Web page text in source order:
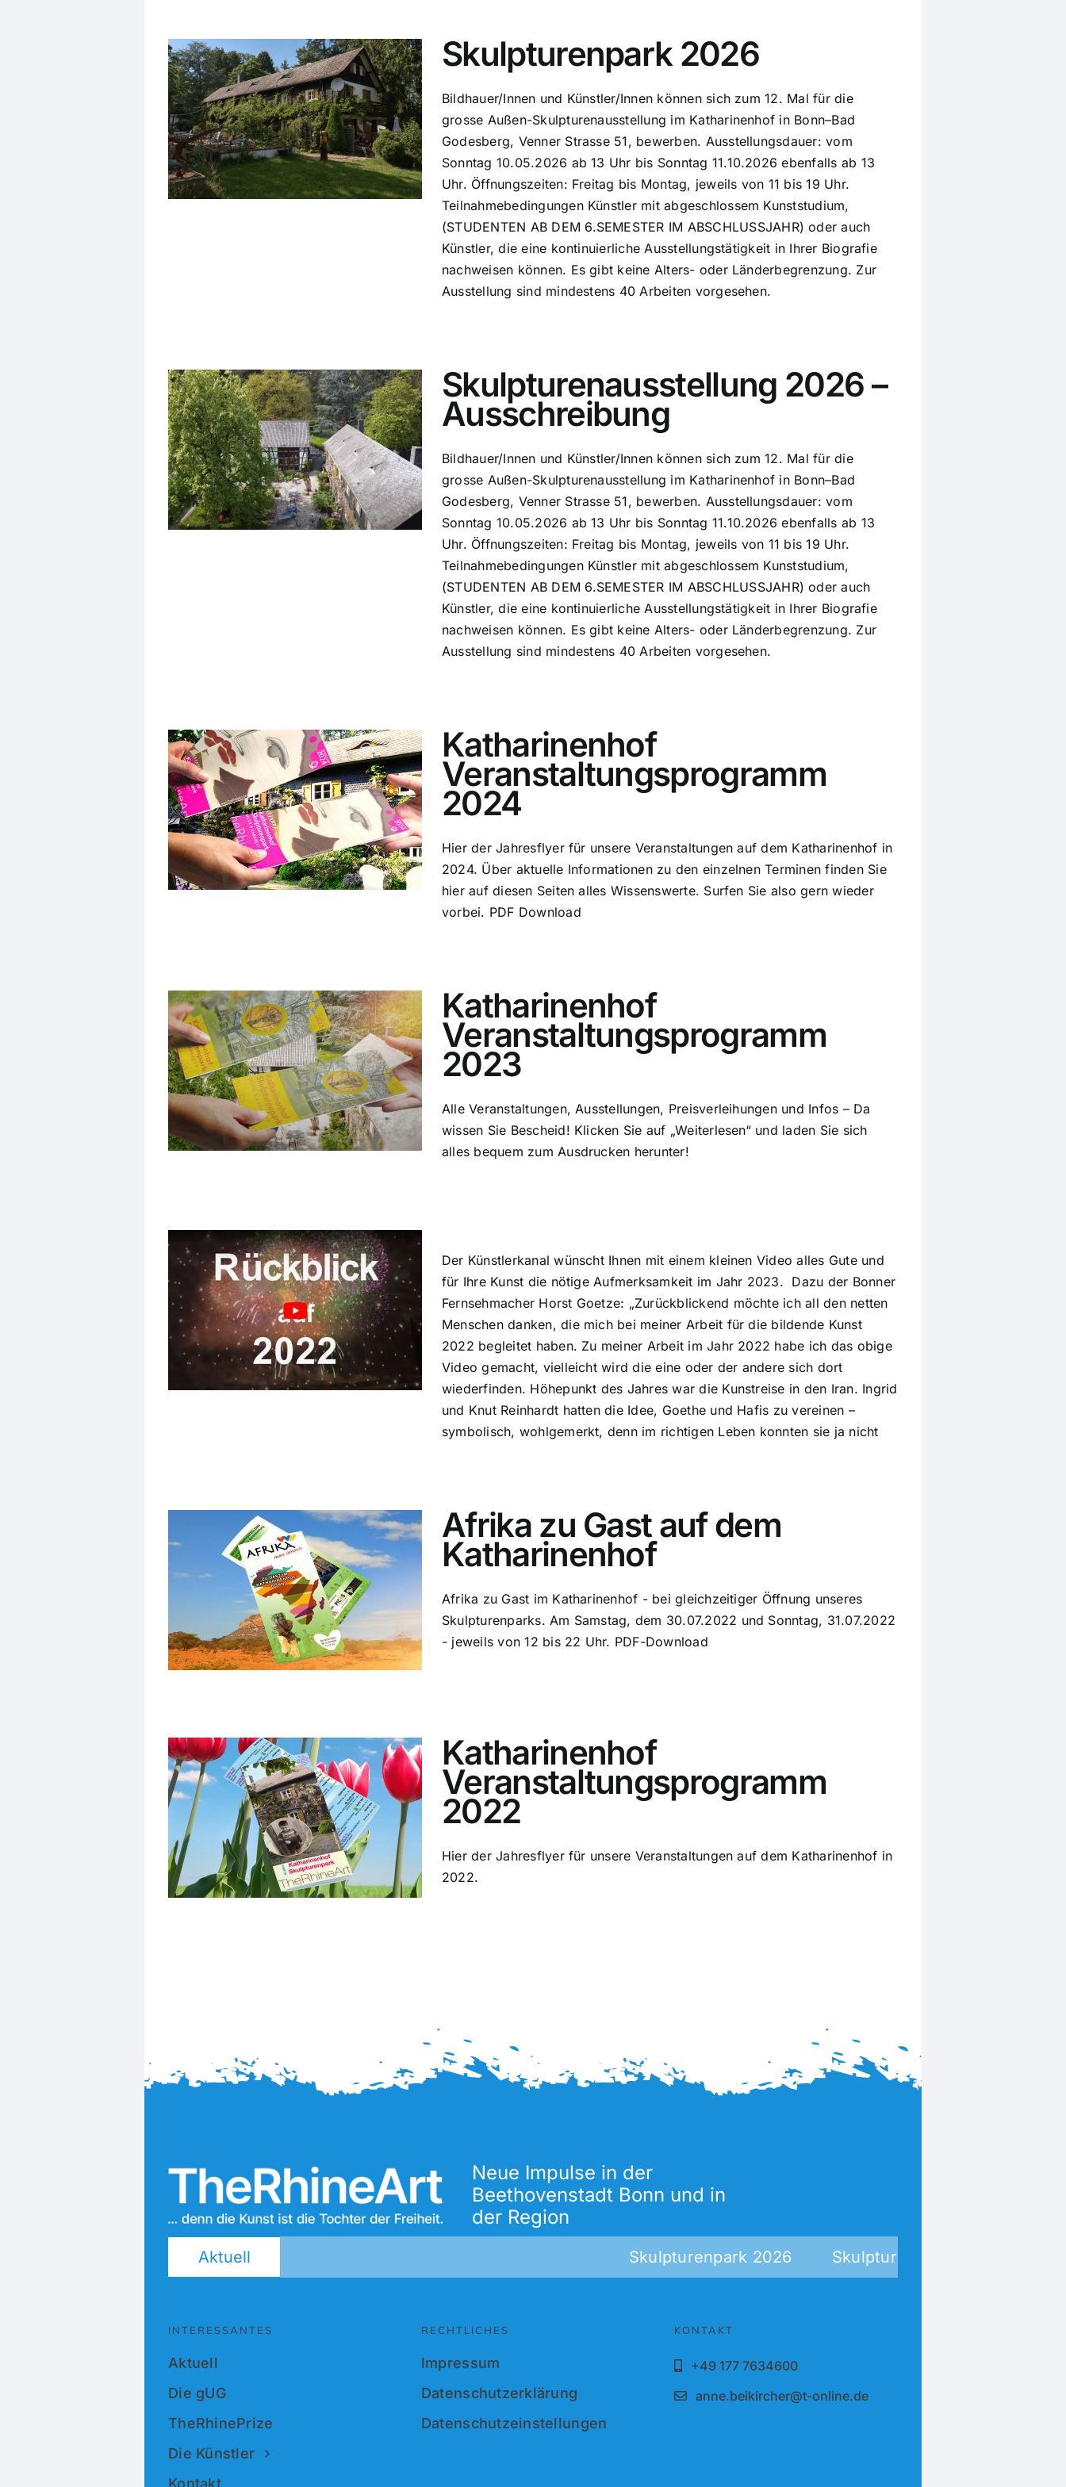
Skulpturenpark 2026
Bildhauer/Innen und Künstler/Innen können sich zum 12. Mal für die
grosse Außen-Skulpturenausstellung im Katharinenhof in Bonn–Bad
Godesberg, Venner Strasse 51, bewerben. Ausstellungsdauer: vom
Sonntag 10.05.2026 ab 13 Uhr bis Sonntag 11.10.2026 ebenfalls ab 13
Uhr. Öffnungszeiten: Freitag bis Montag, jeweils von 11 bis 19 Uhr.
Teilnahmebedingungen Künstler mit abgeschlossem Kunststudium,
(STUDENTEN AB DEM 6.SEMESTER IM ABSCHLUSSJAHR) oder auch
Künstler, die eine kontinuierliche Ausstellungstätigkeit in Ihrer Biografie
nachweisen können. Es gibt keine Alters- oder Länderbegrenzung. Zur
Ausstellung sind mindestens 40 Arbeiten vorgesehen.
Skulpturenausstellung 2026 –
Ausschreibung
Bildhauer/Innen und Künstler/Innen können sich zum 12. Mal für die
grosse Außen-Skulpturenausstellung im Katharinenhof in Bonn–Bad
Godesberg, Venner Strasse 51, bewerben. Ausstellungsdauer: vom
Sonntag 10.05.2026 ab 13 Uhr bis Sonntag 11.10.2026 ebenfalls ab 13
Uhr. Öffnungszeiten: Freitag bis Montag, jeweils von 11 bis 19 Uhr.
Teilnahmebedingungen Künstler mit abgeschlossem Kunststudium,
(STUDENTEN AB DEM 6.SEMESTER IM ABSCHLUSSJAHR) oder auch
Künstler, die eine kontinuierliche Ausstellungstätigkeit in Ihrer Biografie
nachweisen können. Es gibt keine Alters- oder Länderbegrenzung. Zur
Ausstellung sind mindestens 40 Arbeiten vorgesehen.
Katharinenhof
Veranstaltungsprogramm
2024
Hier der Jahresflyer für unsere Veranstaltungen auf dem Katharinenhof in
2024. Über aktuelle Informationen zu den einzelnen Terminen finden Sie
hier auf diesen Seiten alles Wissenswerte. Surfen Sie also gern wieder
vorbei. PDF Download
Katharinenhof
Veranstaltungsprogramm
2023
Alle Veranstaltungen, Ausstellungen, Preisverleihungen und Infos – Da
wissen Sie Bescheid! Klicken Sie auf „Weiterlesen“ und laden Sie sich
alles bequem zum Ausdrucken herunter!
Der Künstlerkanal wünscht Ihnen mit einem kleinen Video alles Gute und
für Ihre Kunst die nötige Aufmerksamkeit im Jahr 2023. Dazu der Bonner
Fernsehmacher Horst Goetze: „Zurückblickend möchte ich all den netten
Menschen danken, die mich bei meiner Arbeit für die bildende Kunst
2022 begleitet haben. Zu meiner Arbeit im Jahr 2022 habe ich das obige
Video gemacht, vielleicht wird die eine oder der andere sich dort
wiederfinden. Höhepunkt des Jahres war die Kunstreise in den Iran. Ingrid
und Knut Reinhardt hatten die Idee, Goethe und Hafis zu vereinen –
symbolisch, wohlgemerkt, denn im richtigen Leben konnten sie ja nicht
Afrika zu Gast auf dem
Katharinenhof
Afrika zu Gast im Katharinenhof - bei gleichzeitiger Öffnung unseres
Skulpturenparks. Am Samstag, dem 30.07.2022 und Sonntag, 31.07.2022
- jeweils von 12 bis 22 Uhr. PDF-Download
Katharinenhof
Veranstaltungsprogramm
2022
Hier der Jahresflyer für unsere Veranstaltungen auf dem Katharinenhof in
2022.
Neue Impulse in der
Beethovenstadt Bonn und in
der Region
Aktuell Skulpturenpark 2026 Skulpturenausstellung 2026 –
INTERESSANTES
Aktuell
Die gUG
TheRhinePrize
Die Künstler
Kontakt
RECHTLICHES
Impressum
Datenschutzerklärung
Datenschutzeinstellungen
KONTAKT
+49 177 7634600
anne.beikircher@t-online.de